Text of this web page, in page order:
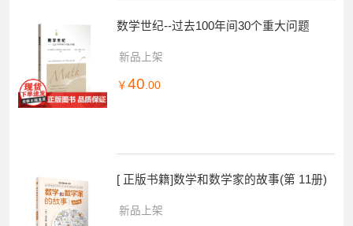
数学世纪--过去100年间30个重大问题
新品上架
￥ 40 .00
[ 正版书籍]数学和数学家的故事(第 11册)
新品上架